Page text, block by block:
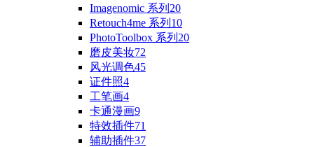
Imagenomic 系列 20
Retouch4me 系列 10
PhotoToolbox 系列 20
磨皮美妆72
风光调色45
证件照4
工笔画4
卡通漫画9
特效插件71
辅助插件37